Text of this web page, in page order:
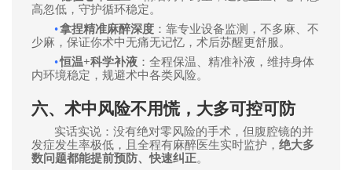
高忽低，守护循环稳定。
•拿捏精准麻醉深度 ：靠专业设备监测，不多麻、不
少麻，保证你术中无痛无记忆，术后苏醒更舒服。
•恒温+科学补液 ：全程保温、精准补液，维持身体
内环境稳定，规避术中各类风险。
六、术中风险不用慌， 大多可控可防
实话实说：没有绝对零风险的手术，但腹腔镜的并
发症发生率极低，且全程有麻醉医生实时监护， 绝大多
数问题都能提前预防、快速纠正。